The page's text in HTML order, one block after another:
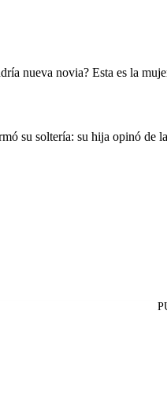
nueva novia? Esta es la
su soltería: su hija opinó de